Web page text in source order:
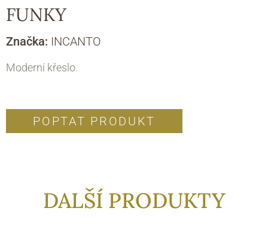
FUNKY
Značka: INCANTO
Moderní křeslo.
POPTAT PRODUKT
DALŠÍ PRODUKTY